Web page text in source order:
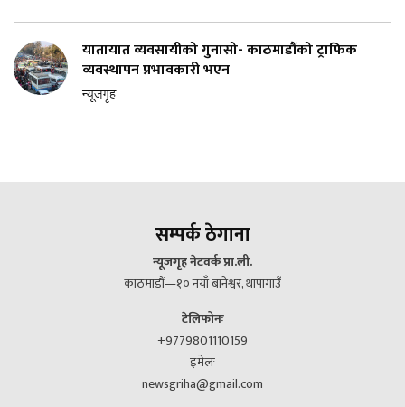
यातायात व्यवसायीको गुनासो- काठमाडौंको ट्राफिक
व्यवस्थापन प्रभावकारी भएन
न्यूजगृह
सम्पर्क ठेगाना
न्यूजगृह नेटवर्क प्रा.ली.
काठमाडौं—१० नयाँ बानेश्वर, थापागाउँ
टेलिफोनः
+9779801110159
इमेलः
newsgriha@gmail.com